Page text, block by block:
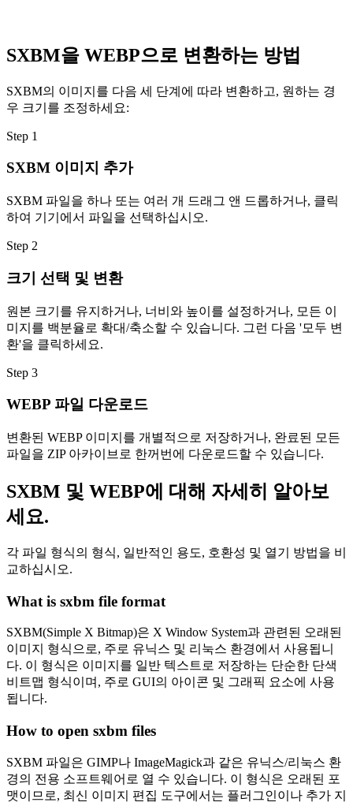
SXBM을 WEBP으로 변환하는 방법
SXBM의 이미지를 다음 세 단계에 따라 변환하고, 원하는 경
우 크기를 조정하세요:
Step 1
SXBM 이미지 추가
SXBM 파일을 하나 또는 여러 개 드래그 앤 드롭하거나, 클릭
하여 기기에서 파일을 선택하십시오.
Step 2
크기 선택 및 변환
원본 크기를 유지하거나, 너비와 높이를 설정하거나, 모든 이
미지를 백분율로 확대/축소할 수 있습니다. 그런 다음 '모두 변
환'을 클릭하세요.
Step 3
WEBP 파일 다운로드
변환된 WEBP 이미지를 개별적으로 저장하거나, 완료된 모든
파일을 ZIP 아카이브로 한꺼번에 다운로드할 수 있습니다.
SXBM 및 WEBP에 대해 자세히 알아보
세요.
각 파일 형식의 형식, 일반적인 용도, 호환성 및 열기 방법을 비
교하십시오.
What is sxbm file format
SXBM(Simple X Bitmap)은 X Window System과 관련된 오래된
이미지 형식으로, 주로 유닉스 및 리눅스 환경에서 사용됩니
다. 이 형식은 이미지를 일반 텍스트로 저장하는 단순한 단색
비트맵 형식이며, 주로 GUI의 아이콘 및 그래픽 요소에 사용
됩니다.
How to open sxbm files
SXBM 파일은 GIMP나 ImageMagick과 같은 유닉스/리눅스 환
경의 전용 소프트웨어로 열 수 있습니다. 이 형식은 오래된 포
맷이므로, 최신 이미지 편집 도구에서는 플러그인이나 추가 지